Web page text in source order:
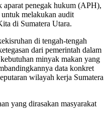
penegak hukum (APH),
melakukan audit
di Sumatera Utara.
di tengah-tengah
dari pemerintah dalam
minyak makan yang
data konkret
wilayah kerja Sumatera
yang dirasakan masyarakat